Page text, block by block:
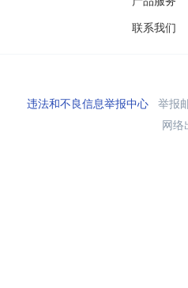
联系我们
违法和不良信息举报中心举报
网